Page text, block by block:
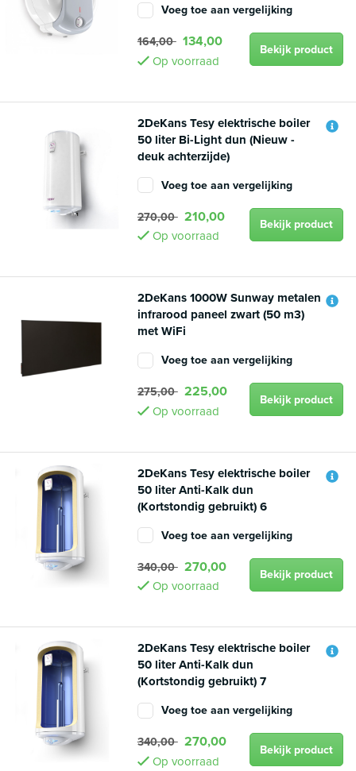
Voeg toe aan vergelijking
164,00 134,00
Op voorraad
Bekijk product
2DeKans Tesy elektrische boiler
50 liter Bi-Light dun (Nieuw -
deuk achterzijde)
Voeg toe aan vergelijking
270,00 210,00
Op voorraad
Bekijk product
2DeKans 1000W Sunway metalen
infrarood paneel zwart (50 m3)
met WiFi
Voeg toe aan vergelijking
275,00 225,00
Op voorraad
Bekijk product
2DeKans Tesy elektrische boiler
50 liter Anti-Kalk dun
(Kortstondig gebruikt) 6
Voeg toe aan vergelijking
340,00 270,00
Op voorraad
Bekijk product
2DeKans Tesy elektrische boiler
50 liter Anti-Kalk dun
(Kortstondig gebruikt) 7
Voeg toe aan vergelijking
340,00 270,00
Op voorraad
Bekijk product